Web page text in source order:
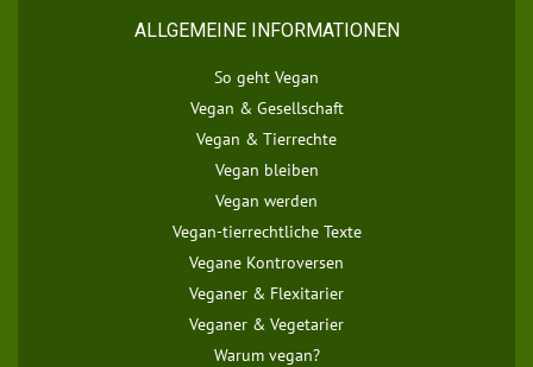
ALLGEMEINE INFORMATIONEN
So geht Vegan
Vegan & Gesellschaft
Vegan & Tierrechte
Vegan bleiben
Vegan werden
Vegan-tierrechtliche Texte
Vegane Kontroversen
Veganer & Flexitarier
Veganer & Vegetarier
Warum vegan?